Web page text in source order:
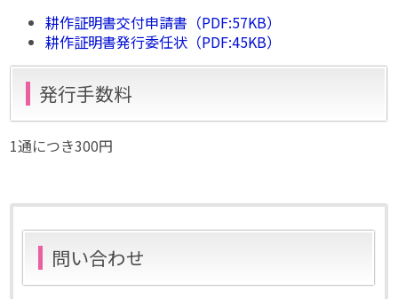
耕作証明書交付申請書（PDF:57KB）
耕作証明書発行委任状（PDF:45KB）
発行手数料
1通につき300円
問い合わせ